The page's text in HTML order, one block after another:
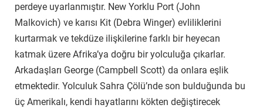
perdeye uyarlanmıştır. New Yorklu Port (John
Malkovich) ve karısı Kit (Debra Winger) evliliklerini
kurtarmak ve tekdüze ilişkilerine farklı bir heyecan
katmak üzere Afrika’ya doğru bir yolculuğa çıkarlar.
Arkadaşları George (Campbell Scott) da onlara eşlik
etmektedir. Yolculuk Sahra Çölü’nde son bulduğunda bu
üç Amerikalı, kendi hayatlarını kökten değiştirecek